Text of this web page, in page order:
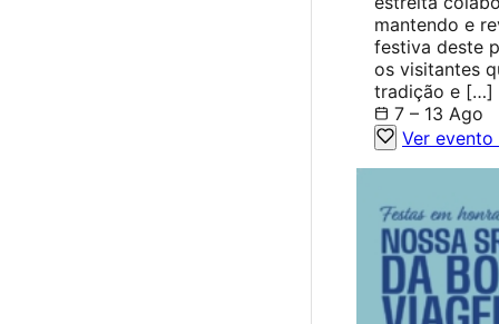
mantendo e
festiva deste
os visitantes
tradição e […]
7 – 13 Ago
Ver